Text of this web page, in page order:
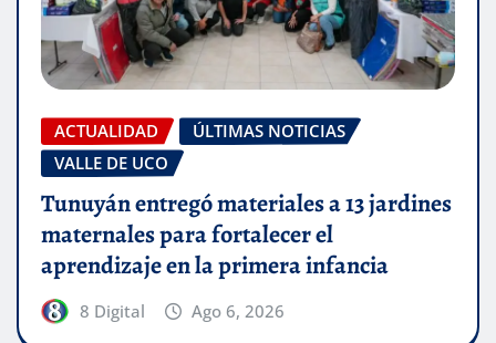
ACTUALIDAD
ÚLTIMAS NOTICIAS
VALLE DE UCO
Tunuyán entregó materiales a 13 jardines
maternales para fortalecer el
aprendizaje en la primera infancia
8 Digital Ago 6, 2026